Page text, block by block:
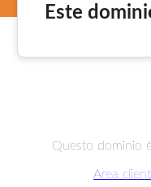
Este
Questo dominio
Area